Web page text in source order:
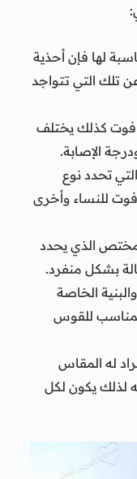
لها فإن أحذية
تلك التي تتواجد
فوت كذلك يختلف
الإصابة.
تحدد نوع
للنساء وأخرى
الذي يحدد
بشكل منفرد.
الخاصة
للقوس
له المقاس
لذلك يكون لكل